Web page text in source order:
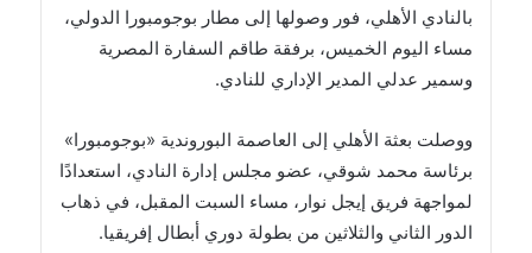
بالنادي الأهلي، فور وصولها إلى مطار بوجومبورا الدولي،
مساء اليوم الخميس، برفقة طاقم السفارة المصرية
وسمير عدلي المدير الإداري للنادي.
ووصلت بعثة الأهلي إلى العاصمة البوروندية «بوجومبورا»
برئاسة محمد شوقي، عضو مجلس إدارة النادي، استعدادًا
لمواجهة فريق إيجل نوار، مساء السبت المقبل، في ذهاب
الدور الثاني والثلاثين من بطولة دوري أبطال إفريقيا.